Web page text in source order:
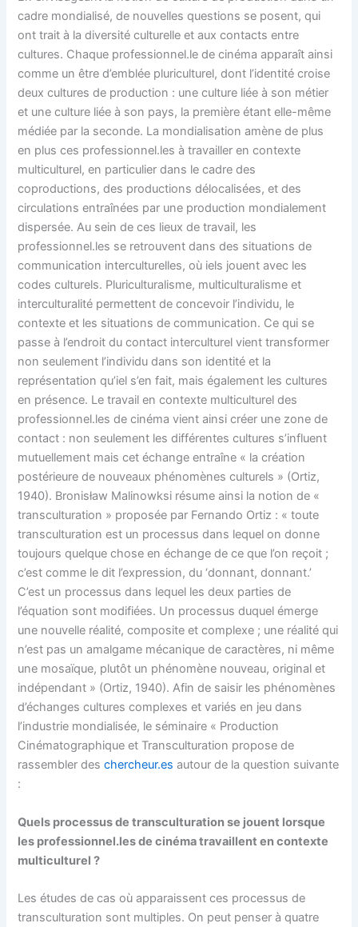
cadre mondialisé, de nouvelles questions se posent, qui
ont trait à la diversité culturelle et aux contacts entre
cultures. Chaque professionnel.le de cinéma apparaît ainsi
comme un être d’emblée pluriculturel, dont l’identité croise
deux cultures de production : une culture liée à son métier
et une culture liée à son pays, la première étant elle-même
médiée par la seconde. La mondialisation amène de plus
en plus ces professionnel.les à travailler en contexte
multiculturel, en particulier dans le cadre des
coproductions, des productions délocalisées, et des
circulations entraînées par une production mondialement
dispersée. Au sein de ces lieux de travail, les
professionnel.les se retrouvent dans des situations de
communication interculturelles, où iels jouent avec les
codes culturels. Pluriculturalisme, multiculturalisme et
interculturalité permettent de concevoir l’individu, le
contexte et les situations de communication. Ce qui se
passe à l’endroit du contact interculturel vient transformer
non seulement l’individu dans son identité et la
représentation qu’iel s’en fait, mais également les cultures
en présence. Le travail en contexte multiculturel des
professionnel.les de cinéma vient ainsi créer une zone de
contact : non seulement les différentes cultures s’influent
mutuellement mais cet échange entraîne « la création
postérieure de nouveaux phénomènes culturels » (Ortiz,
1940). Bronisław Malinowksi résume ainsi la notion de «
transculturation » proposée par Fernando Ortiz : « toute
transculturation est un processus dans lequel on donne
toujours quelque chose en échange de ce que l’on reçoit ;
c’est comme le dit l’expression, du ‘donnant, donnant.’
C’est un processus dans lequel les deux parties de
l’équation sont modifiées. Un processus duquel émerge
une nouvelle réalité, composite et complexe ; une réalité qui
n’est pas un amalgame mécanique de caractères, ni même
une mosaïque, plutôt un phénomène nouveau, original et
indépendant » (Ortiz, 1940). Afin de saisir les phénomènes
d’échanges cultures complexes et variés en jeu dans
l’industrie mondialisée, le séminaire « Production
Cinématographique et Transculturation propose de
rassembler deschercheur.es autour de la question suivante
:
Quels processus de transculturation se jouent lorsque
les professionnel.les de cinéma travaillent en contexte
multiculturel ?
Les études de cas où apparaissent ces processus de
transculturation sont multiples. On peut penser à quatre